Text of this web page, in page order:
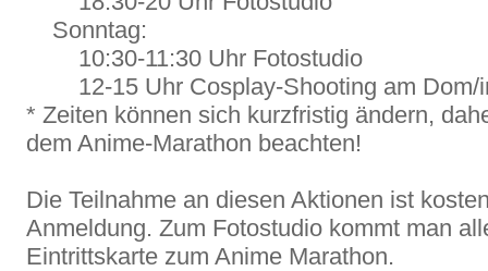
Sonntag:
10:30-11:30 Uhr Fotostudio
12-15 Uhr Cosplay-Shooting am Dom/
* Zeiten können sich kurzfristig ändern,
dem Anime-Marathon beachten!
Die Teilnahme an diesen Aktionen ist
Anmeldung. Zum Fotostudio kommt man
Eintrittskarte zum Anime Marathon.